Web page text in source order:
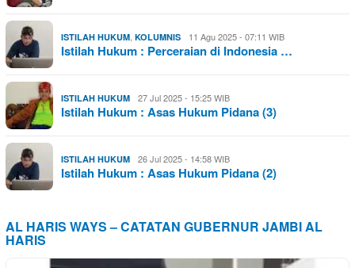
ISTILAH HUKUM, KOLUMNIS 11 Agu 2025 - 07:11 WIB
Istilah Hukum : Perceraian di Indonesia …
ISTILAH HUKUM 27 Jul 2025 - 15:25 WIB
Istilah Hukum : Asas Hukum Pidana (3)
ISTILAH HUKUM 26 Jul 2025 - 14:58 WIB
Istilah Hukum : Asas Hukum Pidana (2)
AL HARIS WAYS – CATATAN GUBERNUR JAMBI AL
HARIS